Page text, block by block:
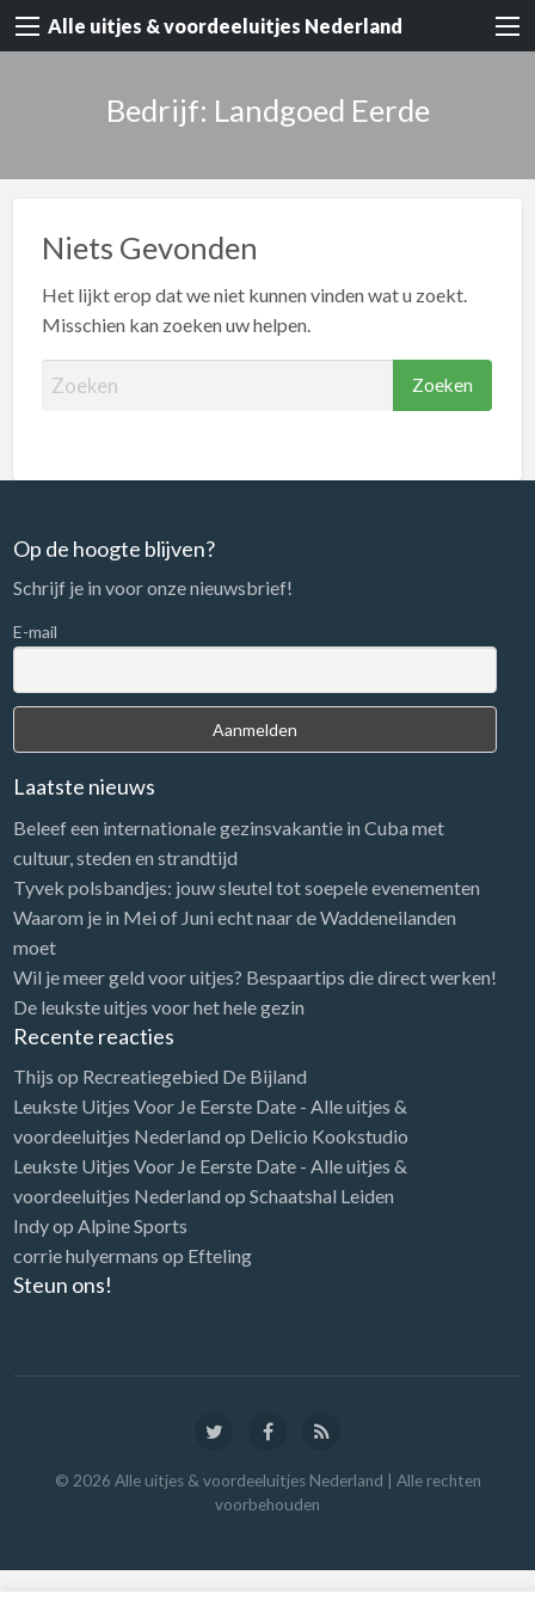
Alle uitjes & voordeeluitjes Nederland
Bedrijf: Landgoed Eerde
Niets Gevonden
Het lijkt erop dat we niet kunnen vinden wat u zoekt.
Misschien kan zoeken uw helpen.
e
n
a
r
Op de hoogte blijven?
Schrijf je in voor onze nieuwsbrief!
E-mail
Laatste nieuws
Beleef een internationale gezinsvakantie in Cuba met
cultuur, steden en strandtijd
Tyvek polsbandjes: jouw sleutel tot soepele evenementen
Waarom je in Mei of Juni echt naar de Waddeneilanden
moet
Wil je meer geld voor uitjes? Bespaartips die direct werken!
De leukste uitjes voor het hele gezin
Recente reacties
Thijs op Recreatiegebied De Bijland
Leukste Uitjes Voor Je Eerste Date - Alle uitjes &
voordeeluitjes Nederland op Delicio Kookstudio
Leukste Uitjes Voor Je Eerste Date - Alle uitjes &
voordeeluitjes Nederland op Schaatshal Leiden
Indyop Alpine Sports
corrie hulyermans op Efteling
Steun ons!
© 2026 Alle uitjes & voordeeluitjes Nederland | Alle rechten
voorbehouden